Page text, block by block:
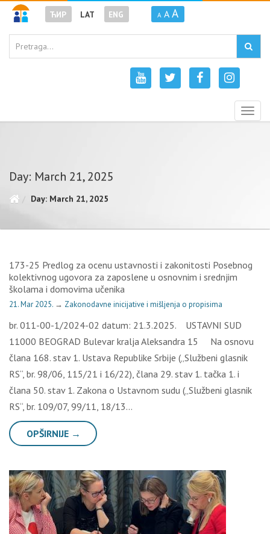
ЋИР LAT ENG A A A
Day: March 21, 2025
Day: March 21, 2025
173-25 Predlog za ocenu ustavnosti i zakonitosti Posebnog
kolektivnog ugovora za zaposlene u osnovnim i srednjim
školama i domovima učenika
21. Mar 2025. → Zakonodavne inicijative i mišljenja o propisima
br. 011-00-1/2024-02 datum: 21.3.2025. USTAVNI SUD
11000 BEOGRAD Bulevar kralja Aleksandra 15 Na osnovu
člana 168. stav 1. Ustava Republike Srbije („Službeni glasnik
RS“, br. 98/06, 115/21 i 16/22), člana 29. stav 1. tačka 1. i
člana 50. stav 1. Zakona o Ustavnom sudu („Službeni glasnik
RS“, br. 109/07, 99/11, 18/13…
OPŠIRNIJE →